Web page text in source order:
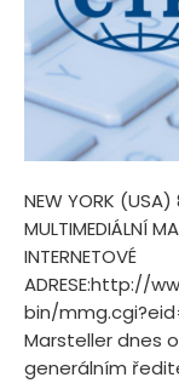
NEW YORK
MULTIMEDIÁLNÍ
INTERNETOVÉ
ADRESE:http://
bin/
Marsteller dnes
generálním